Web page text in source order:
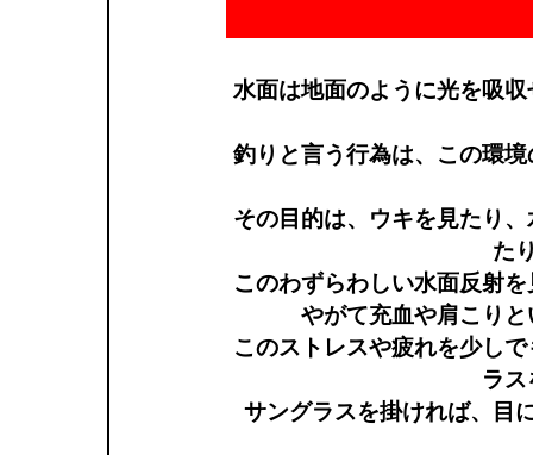
水面は地面のように光を吸
釣りと言う行為は、この環
その目的は、ウキを見たり
た
このわずらわしい水面反射
やがて充血や肩こり
このストレスや疲れを少し
ラ
サングラスを掛ければ、目